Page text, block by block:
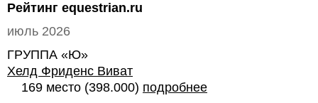
Рейтинг equestrian.ru
июль 2026
ГРУППА «Ю»
Хелд Фриденс Виват
169 место (398.000) подробнее